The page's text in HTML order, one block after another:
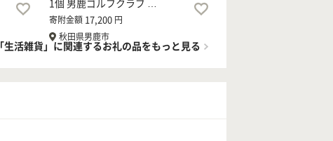
1個 男鹿ゴルフクラブ …
寄附金額 17,200 円
秋田県男鹿市
「生活雑貨」に関連するお礼の品をもっと見る